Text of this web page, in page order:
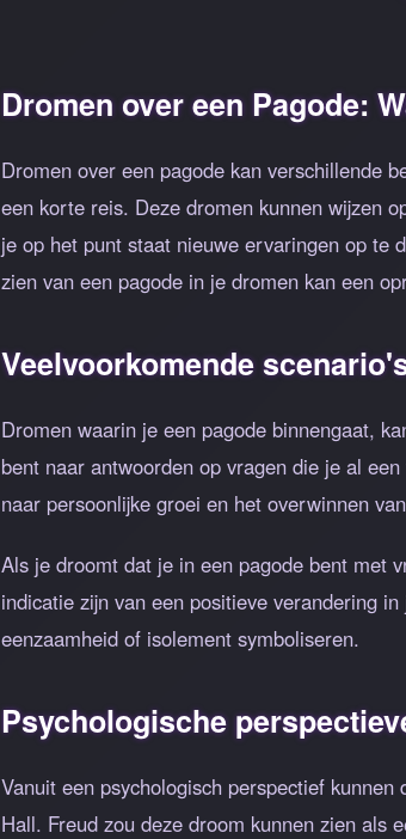
Dromen over een Pagode:
Dromen over een pagode kan verschillende
een korte reis. Deze dromen kunnen wijzen
je op het punt staat nieuwe ervaringen op te
zien van een pagode in je dromen kan een
Veelvoorkomende
Dromen waarin je een pagode binnengaat,
bent naar antwoorden op vragen die je al
naar persoonlijke groei en het overwinnen
Als je droomt dat je in een pagode bent met
indicatie zijn van een positieve verandering
eenzaamheid of isolement symboliseren.
Psychologische
Vanuit een psychologisch perspectief
Hall. Freud zou deze droom kunnen zien als